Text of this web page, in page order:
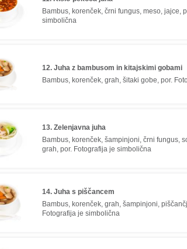
Bambus, korenček, črni fungus, meso, jajce,
simbolična
12. Juha z bambusom in kitajskimi gobami
Bambus, korenček, grah, šitaki gobe, por.
13. Zelenjavna juha
Bambus, korenček, šampinjoni, črni fungus,
grah, por. Fotografija je simbolična
14. Juha s piščancem
Bambus, korenček, grah, šampinjoni,
Fotografija je simbolična